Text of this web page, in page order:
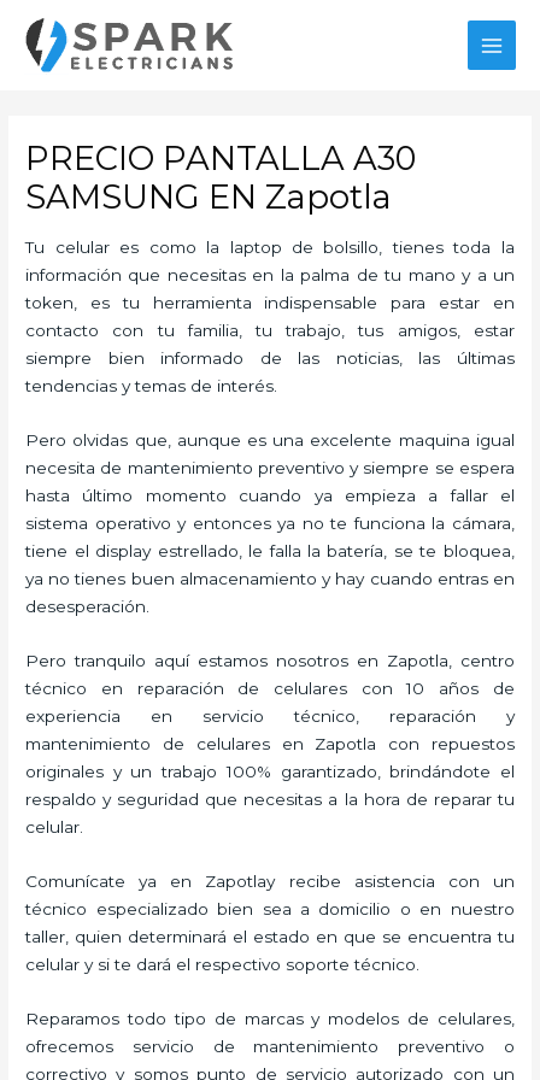
contenido
PRECIO PANTALLA A30
SAMSUNG EN Zapotla
Tu celular es como la laptop de bolsillo, tienes toda la
información que necesitas en la palma de tu mano y a un
token, es tu herramienta indispensable para estar en
contacto con tu familia, tu trabajo, tus amigos, estar
siempre bien informado de las noticias, las últimas
tendencias y temas de interés.
Pero olvidas que, aunque es una excelente maquina igual
necesita de mantenimiento preventivo y siempre se espera
hasta último momento cuando ya empieza a fallar el
sistema operativo y entonces ya no te funciona la cámara,
tiene el display estrellado, le falla la batería, se te bloquea,
ya no tienes buen almacenamiento y hay cuando entras en
desesperación.
Pero tranquilo aquí estamos nosotros en Zapotla, centro
técnico en reparación de celulares con 10 años de
experiencia en servicio técnico, reparación y
mantenimiento de celulares en Zapotla con repuestos
originales y un trabajo 100% garantizado, brindándote el
respaldo y seguridad que necesitas a la hora de reparar tu
celular.
Comunícate ya en Zapotlay recibe asistencia con un
técnico especializado bien sea a domicilio o en nuestro
taller, quien determinará el estado en que se encuentra tu
celular y si te dará el respectivo soporte técnico.
Reparamos todo tipo de marcas y modelos de celulares,
ofrecemos servicio de mantenimiento preventivo o
correctivo y somos punto de servicio autorizado con un